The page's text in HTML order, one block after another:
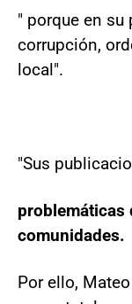
" porque en
corrupción,
local".
"Sus
problemáticas
comunidades.
Por ello,